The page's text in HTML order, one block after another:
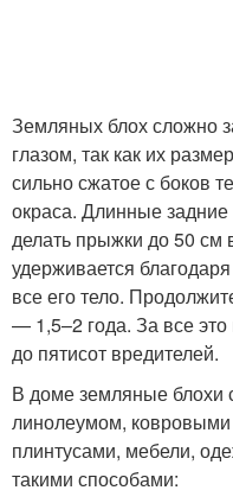
Земляных блох сложно
глазом, так как их
сильно сжатое с боков
окраса. Длинные
делать прыжки до 50 см
удерживается
все его тело.
— 1,5–2 года. За все это
до пятисот вредителей.
В доме земляные блохи
линолеумом, ковровыми
плинтусами, мебели,
такими способами: